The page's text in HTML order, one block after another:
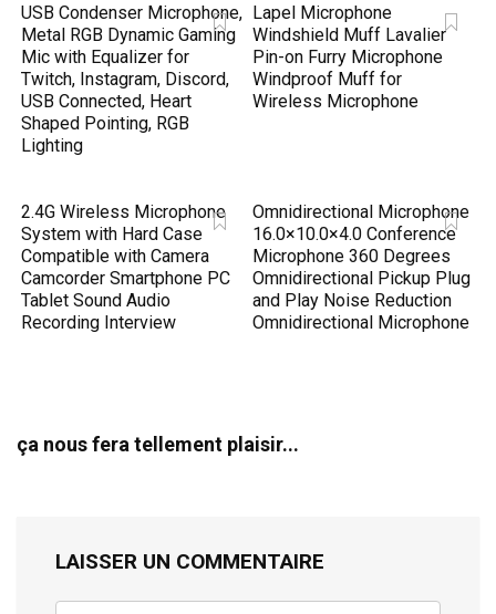
USB Condenser Microphone,
Metal RGB Dynamic Gaming
Mic with Equalizer for
Twitch, Instagram, Discord,
USB Connected, Heart
Shaped Pointing, RGB
Lighting
Lapel Microphone
Windshield Muff Lavalier
Pin-on Furry Microphone
Windproof Muff for
Wireless Microphone
2.4G Wireless Microphone
System with Hard Case
Compatible with Camera
Camcorder Smartphone PC
Tablet Sound Audio
Recording Interview
Omnidirectional Microphone
16.0×10.0×4.0 Conference
Microphone 360 Degrees
Omnidirectional Pickup Plug
and Play Noise Reduction
Omnidirectional Microphone
ça nous fera tellement plaisir...
LAISSER UN COMMENTAIRE